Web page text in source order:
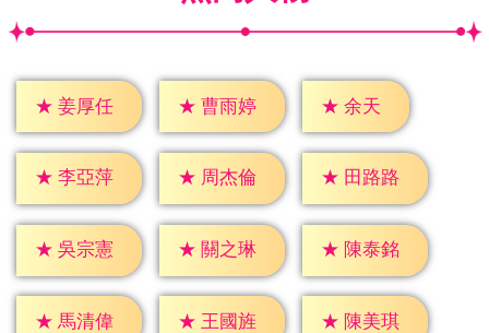
★ 姜厚任 ★ 曹雨婷 ★ 余天
★ 李亞萍 ★ 周杰倫 ★ 田路路
★ 吳宗憲 ★ 關之琳 ★ 陳泰銘
★ 馬清偉 ★ 王國旌 ★ 陳美琪